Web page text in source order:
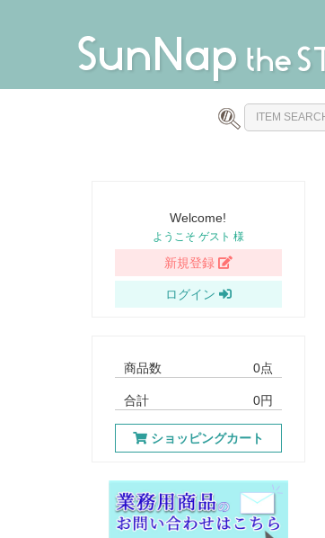
Welcome!
ようこそ ゲスト 様
新規登録
ログイン
商品数 0点
合計 0円
ショッピングカート